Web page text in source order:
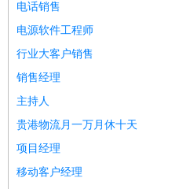
电话销售
电源软件工程师
行业大客户销售
销售经理
主持人
贵港物流月一万月休十天
项目经理
移动客户经理